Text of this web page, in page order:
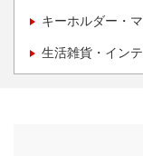
キーホルダー・
生活雑貨・イン